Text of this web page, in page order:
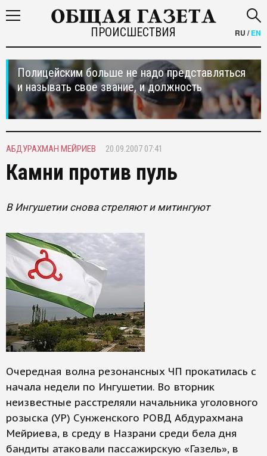
ПРОИСШЕСТВИЯ RU /EN
Полицейским больше не надо представляться
и называть свое звание, и должность
АБДУРАХМАН МЕЙРИЕВ 20.09.2007 07:41
Камни против пуль
В Ингушетии снова стреляют и митингуют
Очередная волна резонансных ЧП прокатилась с
начала недели по Ингушетии. Во вторник
неизвестные расстреляли начальника уголовного
розыска (УР) Сунженского РОВД Абдурахмана
Мейриева, в среду в Назрани среди бела дня
бандиты атаковали пассажирскую «Газель», в